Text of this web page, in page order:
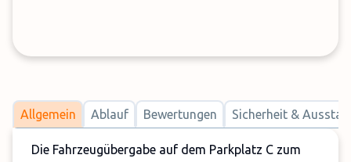
Allgemein Ablauf Bewertungen Sicherheit &
Die Fahrzeugübergabe auf dem Parkplatz C zum